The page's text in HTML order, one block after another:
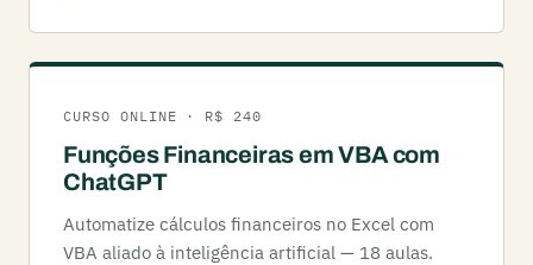
CURSO ONLINE · R$ 240
Funções Financeiras em VBA com
ChatGPT
Automatize cálculos financeiros no Excel com
VBA aliado à inteligência artificial — 18 aulas.